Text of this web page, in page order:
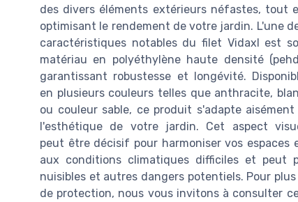
des divers éléments extérieurs néfastes, tout
optimisant le rendement de votre jardin. L'une
caractéristiques notables du filet Vidaxl est
matériau en polyéthylène haute densité
garantissant robustesse et longévité.
en plusieurs couleurs telles que anthracite,
ou couleur sable, ce produit s'adapte aisément
l'esthétique de votre jardin. Cet aspect
peut être décisif pour harmoniser vos
aux conditions climatiques difficiles et peut
nuisibles et autres dangers potentiels. Pour
de protection, nous vous invitons à consulter